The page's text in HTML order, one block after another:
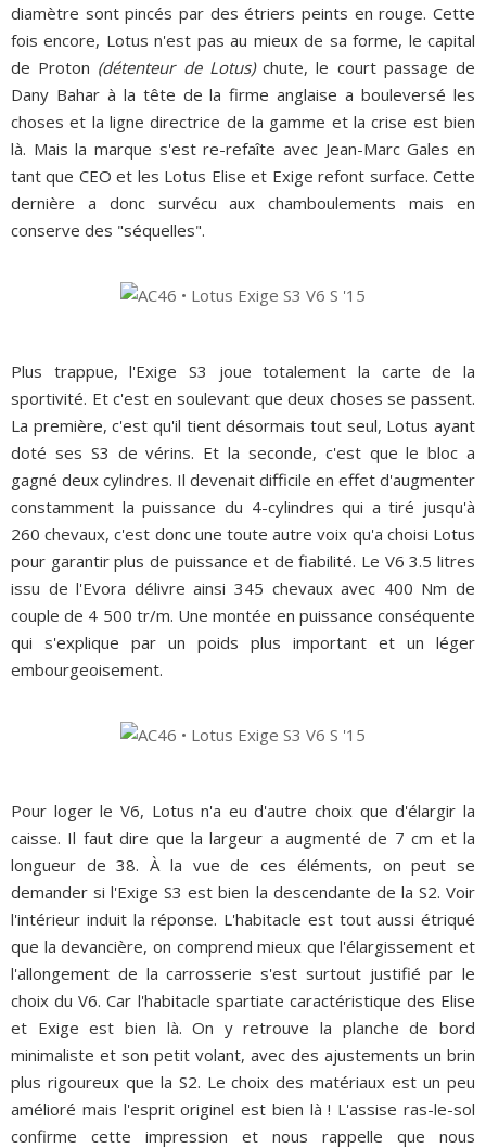
diamètre sont pincés par des étriers peints en rouge. Cette
fois encore, Lotus n'est pas au mieux de sa forme, le capital
de Proton (détenteur de Lotus)chute, le court passage de
Dany Bahar à la tête de la firme anglaise a bouleversé les
choses et la ligne directrice de la gamme et la crise est bien
là. Mais la marque s'est re-refaîte avec Jean-Marc Gales en
tant que CEO et les Lotus Elise et Exige refont surface. Cette
dernière a donc survécu aux chamboulements mais en
conserve des "séquelles".
Plus trappue, l'Exige S3 joue totalement la carte de la
sportivité. Et c'est en soulevant que deux choses se passent.
La première, c'est qu'il tient désormais tout seul, Lotus ayant
doté ses S3 de vérins. Et la seconde, c'est que le bloc a
gagné deux cylindres. Il devenait difficile en effet d'augmenter
constamment la puissance du 4-cylindres qui a tiré jusqu'à
260 chevaux, c'est donc une toute autre voix qu'a choisi Lotus
pour garantir plus de puissance et de fiabilité. Le V6 3.5 litres
issu de l'Evora délivre ainsi 345 chevaux avec 400 Nm de
couple de 4 500 tr/m. Une montée en puissance conséquente
qui s'explique par un poids plus important et un léger
embourgeoisement.
Pour loger le V6, Lotus n'a eu d'autre choix que d'élargir la
caisse. Il faut dire que la largeur a augmenté de 7 cm et la
longueur de 38. À la vue de ces éléments, on peut se
demander si l'Exige S3 est bien la descendante de la S2. Voir
l'intérieur induit la réponse. L'habitacle est tout aussi étriqué
que la devancière, on comprend mieux que l'élargissement et
l'allongement de la carrosserie s'est surtout justifié par le
choix du V6. Car l'habitacle spartiate caractéristique des Elise
et Exige est bien là. On y retrouve la planche de bord
minimaliste et son petit volant, avec des ajustements un brin
plus rigoureux que la S2. Le choix des matériaux est un peu
amélioré mais l'esprit originel est bien là ! L'assise ras-le-sol
confirme cette impression et nous rappelle que nous